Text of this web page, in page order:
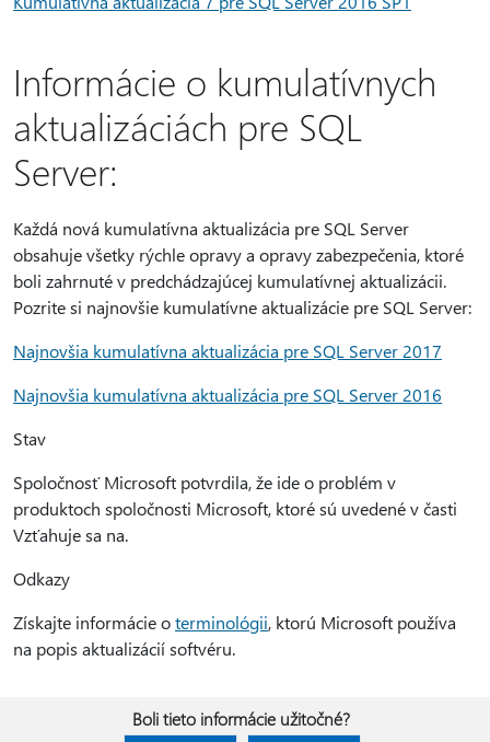
Informácie o kumulatívnych
aktualizáciách pre SQL
Server:
Každá nová kumulatívna aktualizácia pre SQL Server
obsahuje všetky rýchle opravy a opravy zabezpečenia, ktoré
boli zahrnuté v predchádzajúcej kumulatívnej aktualizácii.
Pozrite si najnovšie kumulatívne aktualizácie pre SQL Server:
Najnovšia kumulatívna aktualizácia pre SQL Server 2017
Najnovšia kumulatívna aktualizácia pre SQL Server 2016
Stav
Spoločnosť Microsoft potvrdila, že ide o problém v
produktoch spoločnosti Microsoft, ktoré sú uvedené v časti
Vzťahuje sa na.
Odkazy
Získajte informácie oterminológii, ktorú Microsoft používa
na popis aktualizácií softvéru.
Boli tieto informácie užitočné?